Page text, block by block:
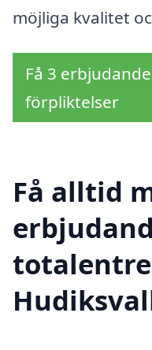
möjliga kvalitet
Få 3
förpliktelser
Få alltid